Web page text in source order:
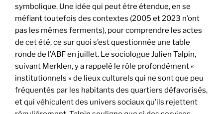
symbolique. Une idée qui peut être étendue, en se
méfiant toutefois des contextes (2005 et 2023 n’ont
pas les mêmes ferments), pour comprendre les actes
de cet été, ce sur quoi s’est questionnée une table
ronde de l’ABF en juillet. Le sociologue Julien Talpin,
suivant Merklen, y a rappelé le rôle profondément «
institutionnels » de lieux culturels qui ne sont que peu
fréquentés par les habitants des quartiers défavorisés,
et qui véhiculent des univers sociaux qu’ils rejettent